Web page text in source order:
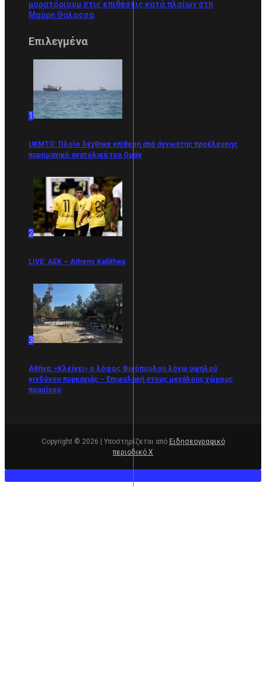
μορατόριουμ στις επιθέσεις κατά πλοίων στη
Μαύρη Θάλασσα
Επιλεγμένα
1
UKMTO: Πλοίο δέχθηκε επίθεση από άγνωστης προέλευσης
πυρομαχικό ανατολικά του Ομάν
2
LIVE: ΑΕΚ – Athens Kallithea
3
Αθήνα: «Κλείνει» ο λόφος Φινόπουλου λόγω υψηλού
κινδύνου πυρκαγιάς – Επιφυλακή στους μεγάλους χώρους
πρασίνου
Copyright © 2026 | Υποστηρίζεται από Ειδησεογραφικό
περιοδικό Χ